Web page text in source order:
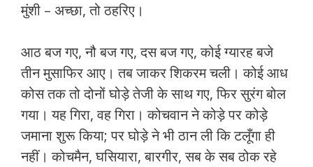
मुंशी – अच्छा, तो ठहरिए।
आठ बज गए, नौ बज गए, दस बज गए, कोई ग्यारह बजे
तीन मुसाफिर आए। तब जाकर शिकरम चली। कोई आध
कोस तक तो दोनों घोड़े तेजी के साथ गए, फिर सुरंग बोल
गया। यह गिरा, वह गिरा। कोचवान ने कोड़े पर कोड़े
जमाना शुरू किया; पर घोड़े ने भी ठान ली कि टलूँगा ही
नहीं। कोचमैन, घसियारा, बारगीर, सब के सब ठोक रहे